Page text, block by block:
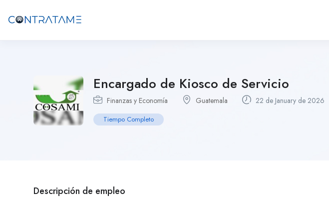
Encargado de Kiosco de Servicio
Finanzas y Economía Guatemala 22 de January de 2026
Tiempo Completo
Descripción de empleo